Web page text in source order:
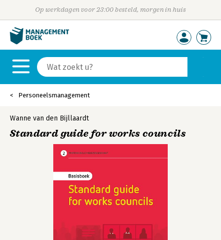
Op werkdagen voor 23:00 besteld, morgen in huis
Personeelsmanagement
Wanne van den Bijllaardt
Standard guide for works councils